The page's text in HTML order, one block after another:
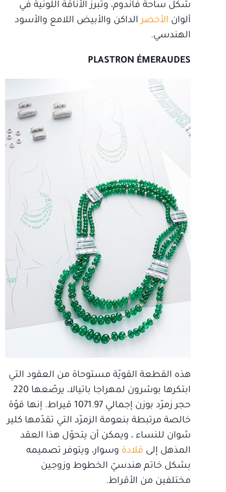
شكل ساحة فاندوم، وتبرز الأناقة اللونية في
ألوان الأخضرالداكن والأبيض اللامع والأسود
الهندسي.
PLASTRON ÉMERAUDES
هذه القطعة القويّة مستوحاة من العقود التي
ابتكرها بوشرون لمهراجا باتيالا، يرصّعها 220
حجر زمرّد بوزن إجمالي 1071.97 قيراط. إنها قوّة
خالصة مرتبطة بنعومة الزمرّد التي تقدّمها كلير
شوان للنساء ، ويمكن أن يتحوّل هذا العقد
المذهل إلى قلادة وسوار، ويتوفر تصميمه
بشكل خاتم هندسيّ الخطوط وزوجين
مختلفين من الأقراط.